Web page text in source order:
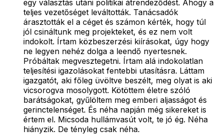
egy választás utáni politikai átrendeződést. Ahogy a
teljes vezetőséget leváltották. Tanácsadók
árasztották el a céget és számon kérték, hogy túl
jól csináltunk meg projekteket, és ez nem volt
indokolt. Írtam közbeszerzési kiírásokat, úgy hogy
ne legyen nehéz dolga a leendő nyertesnek.
Próbáltak megvesztegetni. Írtam alá indokolatlan
teljesítési igazolásokat fentebbi utasításra. Láttam
igazgatót, aki főleg üvöltve beszélt, meg olyat is aki
vicsorogva mosolygott. Kötöttem életre szóló
barátságokat, gyűlöltem meg emberi aljasságot és
gerinctelenséget. És néha napján még sikereket is
értem el. Micsoda hullámvasút volt, te jó ég. Néha
hiányzik. De tényleg csak néha.